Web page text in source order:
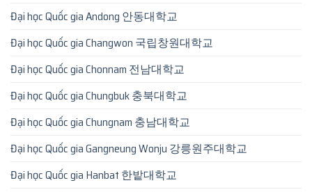
Đại học Quốc gia Andong 안동대학교
Đại học Quốc gia Changwon 국립창원대학교
Đại học Quốc gia Chonnam 전남대학교
Đại học Quốc gia Chungbuk 충북대학교
Đại học Quốc gia Chungnam 충남대학교
Đại học Quốc gia Gangneung Wonju 강릉원주대학교
Đại học Quốc gia Hanbat 한밭대학교